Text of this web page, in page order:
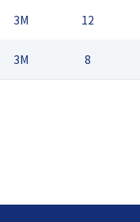
3M 12
3M 8